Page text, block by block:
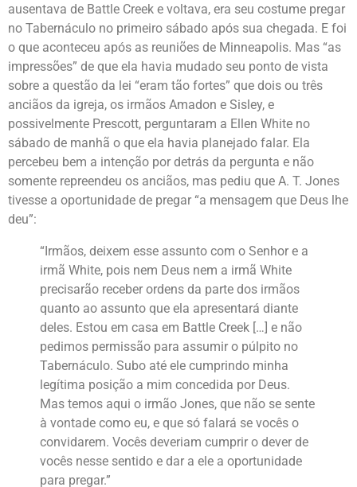
ausentava de Battle Creek e voltava, era seu costume pregar
no Tabernáculo no primeiro sábado após sua chegada. E foi
o que aconteceu após as reuniões de Minneapolis. Mas “as
impressões” de que ela havia mudado seu ponto de vista
sobre a questão da lei “eram tão fortes” que dois ou três
anciãos da igreja, os irmãos Amadon e Sisley, e
possivelmente Prescott, perguntaram a Ellen White no
sábado de manhã o que ela havia planejado falar. Ela
percebeu bem a intenção por detrás da pergunta e não
somente repreendeu os anciãos, mas pediu que A. T. Jones
tivesse a oportunidade de pregar “a mensagem que Deus lhe
deu”:
“Irmãos, deixem esse assunto com o Senhor e a
irmã White, pois nem Deus nem a irmã White
precisarão receber ordens da parte dos irmãos
quanto ao assunto que ela apresentará diante
deles. Estou em casa em Battle Creek […] e não
pedimos permissão para assumir o púlpito no
Tabernáculo. Subo até ele cumprindo minha
legítima posição a mim concedida por Deus.
Mas temos aqui o irmão Jones, que não se sente
à vontade como eu, e que só falará se vocês o
convidarem. Vocês deveriam cumprir o dever de
vocês nesse sentido e dar a ele a oportunidade
para pregar.”